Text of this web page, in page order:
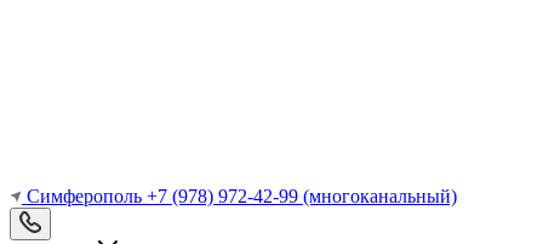
Симферополь +7 (978) 972-42-99 (многоканальный)